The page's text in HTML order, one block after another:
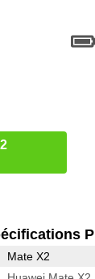
Mate X2